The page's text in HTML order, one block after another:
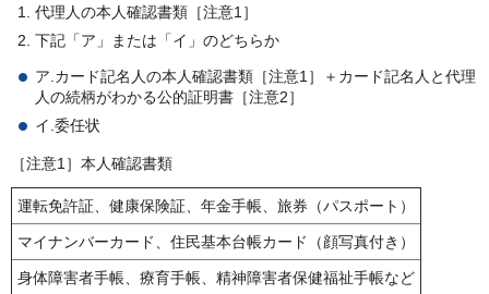
代理人の本人確認書類［注意1］
下記「ア」または「イ」のどちらか
ア.カード記名人の本人確認書類［注意1］＋カード記名人と代理
人の続柄がわかる公的証明書［注意2］
イ.委任状
［注意1］本人確認書類
運転免許証、健康保険証、年金手帳、旅券（パスポート）
マイナンバーカード、住民基本台帳カード（顔写真付き）
身体障害者手帳、療育手帳、精神障害者保健福祉手帳など